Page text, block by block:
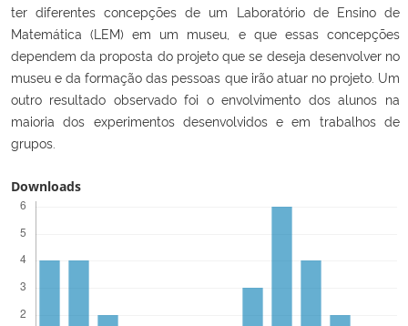
ter diferentes concepções de um Laboratório de Ensino de
Matemática (LEM) em um museu, e que essas concepções
dependem da proposta do projeto que se deseja desenvolver no
museu e da formação das pessoas que irão atuar no projeto. Um
outro resultado observado foi o envolvimento dos alunos na
maioria dos experimentos desenvolvidos e em trabalhos de
grupos.
Downloads